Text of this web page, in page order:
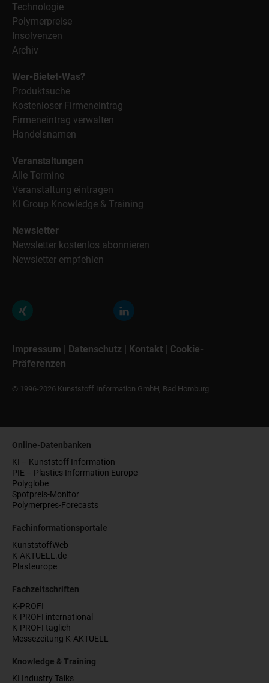
Technologie
Polymerpreise
Insolvenzen
Archiv
Wer-Bietet-Was?
Produktsuche
Kostenloser Firmeneintrag
Firmeneintrag verwalten
Handelsnamen
Veranstaltungen
Alle Termine
Veranstaltung eintragen
KI Group Knowledge & Training
Newsletter
Newsletter kostenlos abonnieren
Newsletter empfehlen
Impressum | Datenschutz | Kontakt | Cookie-
Präferenzen
© 1996-2026 Kunststoff Information GmbH, Bad Homburg
Online-Datenbanken
KI – Kunststoff Information
PIE – Plastics Information Europe
Polyglobe
Spotpreis-Monitor
Polymerpres-Forecasts
Fachinformationsportale
KunststoffWeb
K-AKTUELL.de
Plasteurope
Fachzeitschriften
K-PROFI
K-PROFI international
K-PROFI täglich
Messezeitung K-AKTUELL
Knowledge & Training
KI Industry Talks